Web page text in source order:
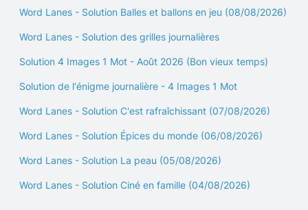
Word Lanes - Solution Balles et ballons en jeu (08/08/2026)
Word Lanes - Solution des grilles journalières
Solution 4 Images 1 Mot - Août 2026 (Bon vieux temps)
Solution de l'énigme journalière - 4 Images 1 Mot
Word Lanes - Solution C'est rafraîchissant (07/08/2026)
Word Lanes - Solution Épices du monde (06/08/2026)
Word Lanes - Solution La peau (05/08/2026)
Word Lanes - Solution Ciné en famille (04/08/2026)